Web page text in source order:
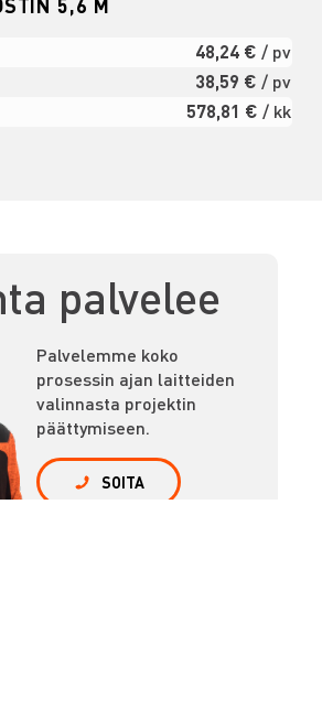
48,24 € / pv
38,59 € / pv
578,81 € / kk
palvelee
Palvelemme koko
prosessin ajan laitteiden
valinnasta projektin
päättymiseen.
SOITA